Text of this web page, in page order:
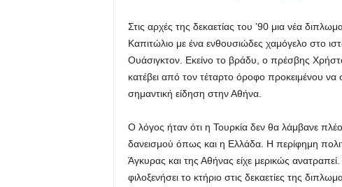
Στις αρχές της δεκαετίας του ’90 μια νέα
Καπιτώλιο με ένα ενθουσιώδες χαμόγελο στο
Ουάσιγκτον. Εκείνο το βράδυ, ο πρέσβης
κατέβει από τον τέταρτο όροφο προκειμένου
σημαντική είδηση στην Αθήνα.
Ο λόγος ήταν ότι η Τουρκία δεν θα λάμβανε
δανεισμού όπως και η Ελλάδα. Η περίφημη
Άγκυρας και της Αθήνας είχε μερικώς
φιλοξενήσει το κτήριο στις δεκαετίες της